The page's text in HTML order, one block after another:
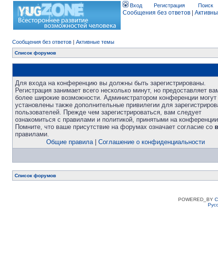
Вход Регистрация Поиск
Сообщения без ответов
Сообщения без ответов | Активные темы
Список форумов
Для входа на конференцию вы должны быть зарегистрированы.
Регистрация занимает всего несколько минут, но предоставляет
более широкие возможности. Администратором конференции
установлены также дополнительные привилегии для
пользователей. Прежде чем зарегистрироваться, вам следует
ознакомиться с правилами и политикой, принятыми на
Помните, что ваше присутствие на форумах означает согласие со
правилами.
Общие правила| Соглашение о конфиденциальности
Список форумов
POWERED_BY